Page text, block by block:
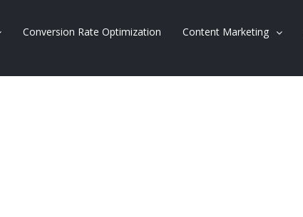
Conversion Rate Optimization Content Marketing